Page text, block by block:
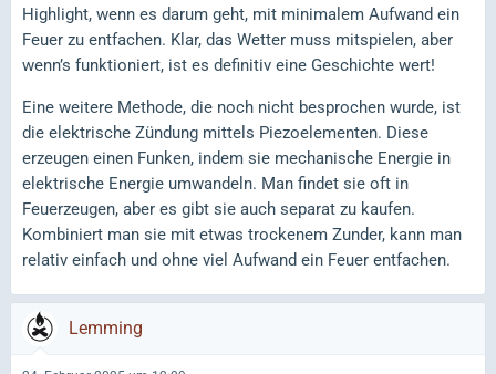
Highlight, wenn es darum geht, mit minimalem Aufwand ein
Feuer zu entfachen. Klar, das Wetter muss mitspielen, aber
wenn’s funktioniert, ist es definitiv eine Geschichte wert!
Eine weitere Methode, die noch nicht besprochen wurde, ist
die elektrische Zündung mittels Piezoelementen. Diese
erzeugen einen Funken, indem sie mechanische Energie in
elektrische Energie umwandeln. Man findet sie oft in
Feuerzeugen, aber es gibt sie auch separat zu kaufen.
Kombiniert man sie mit etwas trockenem Zunder, kann man
relativ einfach und ohne viel Aufwand ein Feuer entfachen.
Lemming